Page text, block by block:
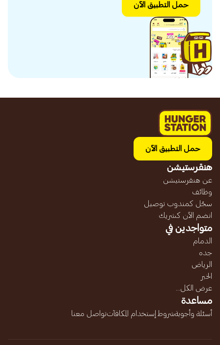
حمل التطبيق الآن
حمل التطبيق الآن
هنقرستيشن
عن هنقرستيشن
وظائف
سجّل كمندوب توصيل
انضم الآن كشريك
متواجدين في
الدمام
جده
الرياض
الخبر
عرض الكل...
مساعدة
أسئلة وأجوبةشروط إستخدام المكافآتتواصل معنا